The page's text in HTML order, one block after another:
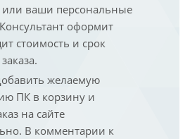
или ваши персональные
оформит
стоимость и срок
желаемую
ПК в корзину и
на сайте
В комментарии к